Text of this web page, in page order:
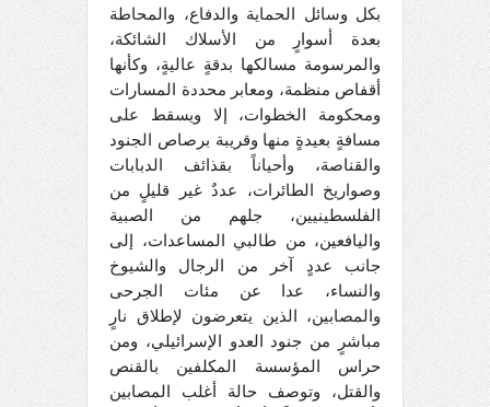
بكل وسائل الحماية والدفاع، والمحاطة
بعدة أسوارٍ من الأسلاك الشائكة،
والمرسومة مسالكها بدقةٍ عاليةٍ، وكأنها
أقفاص منظمة، ومعابر محددة المسارات
ومحكومة الخطوات، إلا ويسقط على
مسافةٍ بعيدةٍ منها وقريبة برصاص الجنود
والقناصة، وأحياناً بقذائف الدبابات
وصواريخ الطائرات، عددٌ غير قليلٍ من
الفلسطينيين، جلهم من الصبية
واليافعين، من طالبي المساعدات، إلى
جانب عددٍ آخر من الرجال والشيوخ
والنساء، عدا عن مئات الجرحى
والمصابين، الذين يتعرضون لإطلاق نارٍ
مباشرٍ من جنود العدو الإسرائيلي، ومن
حراس المؤسسة المكلفين بالقنص
والقتل، وتوصف حالة أغلب المصابين